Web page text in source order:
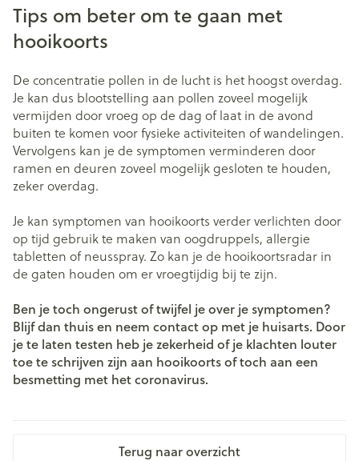
Tips om beter om te gaan met
hooikoorts
De concentratie pollen in de lucht is het hoogst overdag.
Je kan dus blootstelling aan pollen zoveel mogelijk
vermijden door vroeg op de dag of laat in de avond
buiten te komen voor fysieke activiteiten of wandelingen.
Vervolgens kan je de symptomen verminderen door
ramen en deuren zoveel mogelijk gesloten te houden,
zeker overdag.
Je kan symptomen van hooikoorts verder verlichten door
op tijd gebruik te maken van oogdruppels, allergie
tabletten of neusspray. Zo kan je de hooikoortsradar in
de gaten houden om er vroegtijdig bij te zijn.
Ben je toch ongerust of twijfel je over je symptomen?
Blijf dan thuis en neem contact op met je huisarts. Door
je te laten testen heb je zekerheid of je klachten louter
toe te schrijven zijn aan hooikoorts of toch aan een
besmetting met het coronavirus.
Terug naar overzicht